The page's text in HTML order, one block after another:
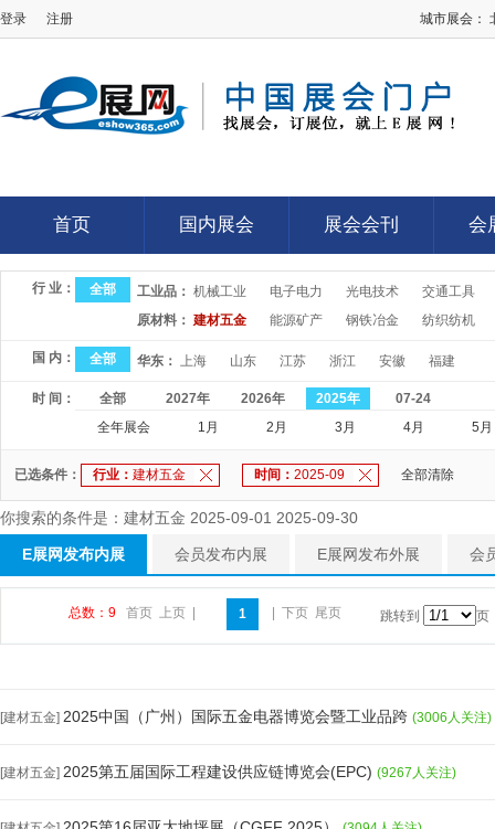
登录 注册 城市展会：
首页
首页
国内展会
国内展会
展会会刊
展会会刊
会
会
行 业： 全部 工业品： 机械工业 电子电力 光电技术
交通工具
原材料： 建材五金 能源矿产 钢铁冶金 纺织纺机
国 内： 全部 华东： 上海 山东 江苏 浙江 安徽 福建
时 间： 全部 2027年 2026年 2025年
07-24
全年展会
1月 2月 3月 4月 5月
已选条件： 行业： 建材五金 时间： 2025-09 全部清除
你搜索的条件是：建材五金 2025-09-01 2025-09-30
E展网发布内展 会员发布内展 E展网发布外展 会
总数：9 首页 上页 1 下页 尾页 跳转到 页
[建材五金] 2025中国（广州）国际五金电器博览会暨工业品跨 (3006人关注)
[建材五金] 2025第五届国际工程建设供应链博览会(EPC) (9267人关注)